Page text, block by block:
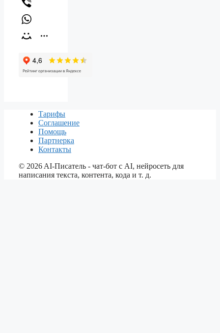
Тарифы
Соглашение
Помощь
Партнерка
Контакты
© 2026AI-Писатель - чат-бот с AI, нейросеть для
написания текста, контента, кода и т. д.